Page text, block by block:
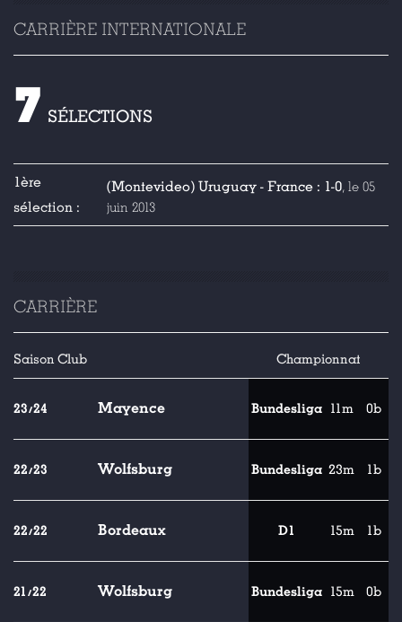
CARRIÈRE INTERNATIONALE
7 SÉLECTIONS
1ère
sélection :
(Montevideo) Uruguay - France : 1-0, le 05
juin 2013
CARRIÈRE
SaisonClub Championnat
23/24 Mayence Bundesliga 11m 0b
22/23 Wolfsburg Bundesliga 23m 1b
22/22 Bordeaux D1 15m 1b
21/22 Wolfsburg Bundesliga 15m 0b